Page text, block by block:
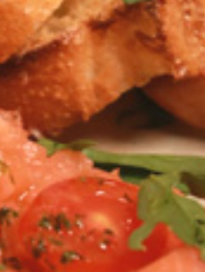
Показать всё